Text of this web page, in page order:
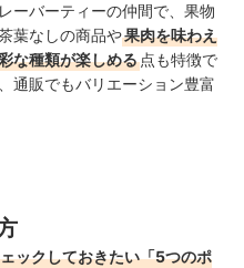
ーバーティーの仲間で、果物
葉なしの商品や果肉を味わえ
な種類が楽しめる点も特徴で
通販でもバリエーション豊富
ックしておきたい「5つのポ